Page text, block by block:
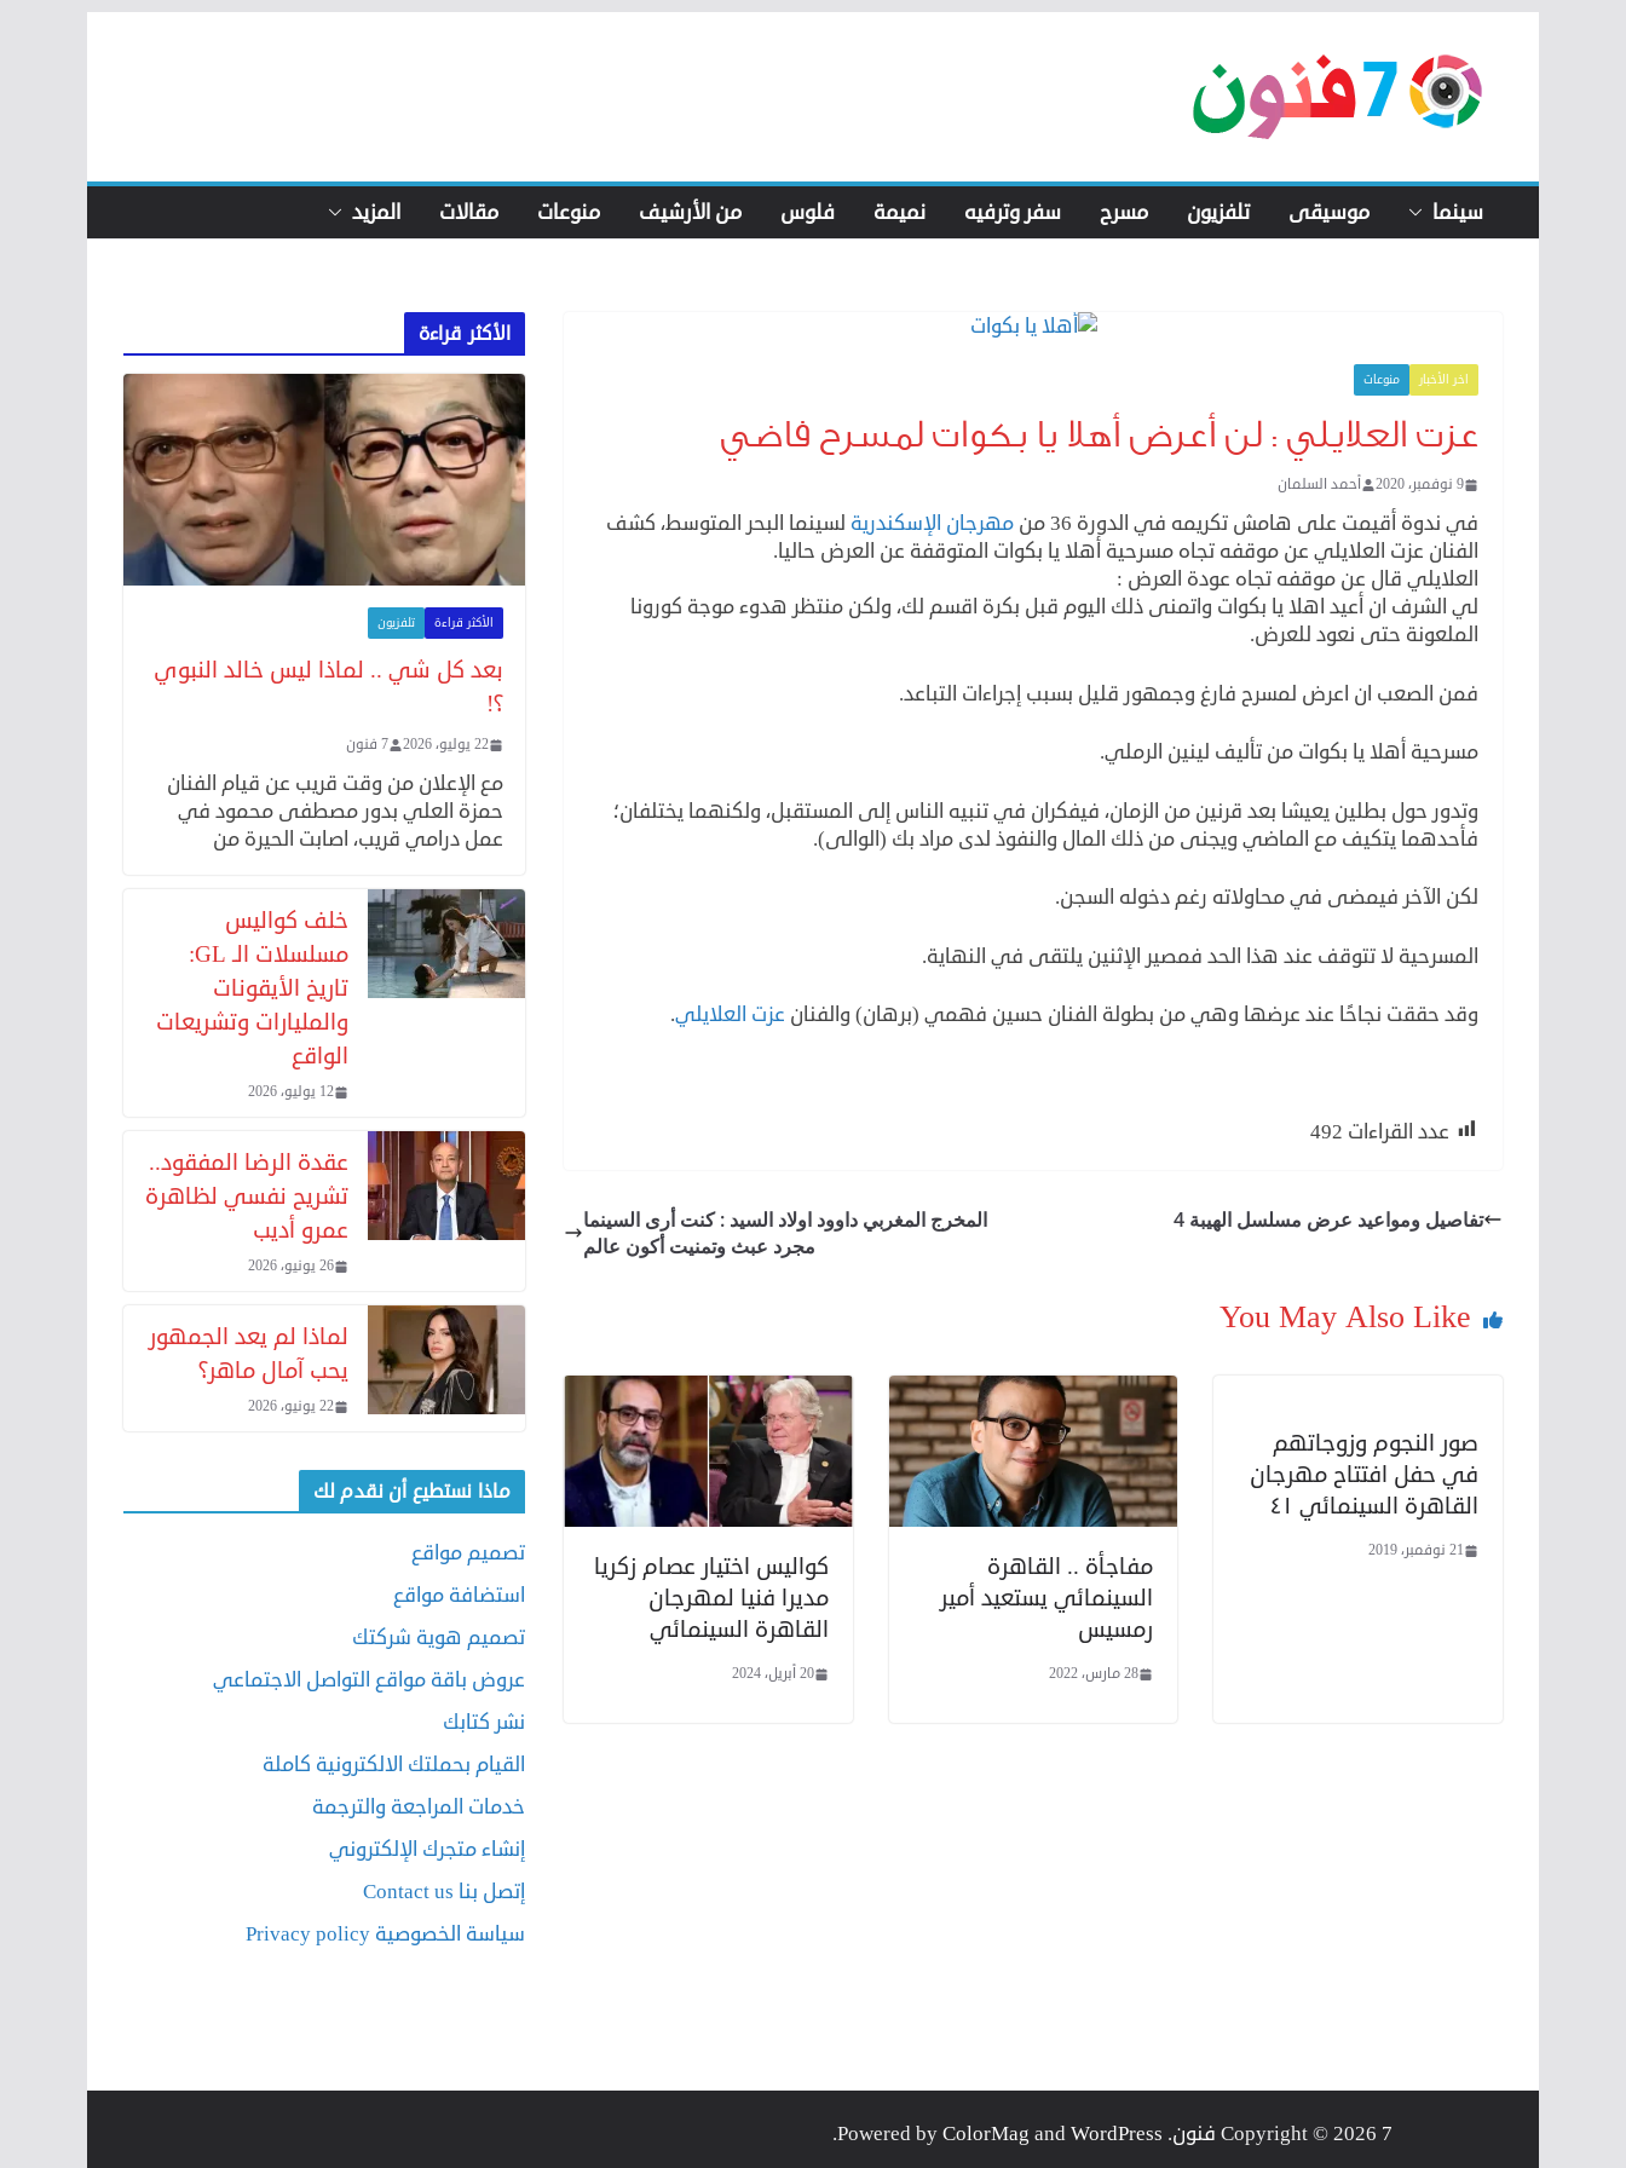
content
سينما موسيقى تلفزيون مسرح سفر وترفيه نميمة فلوس من الأرشيف منوعات مقالات المزيد
اخر الأخبار منوعات
عزت العلايلي : لن أعرض أهلا يا بكوات لمسرح فاضي
9 نوفمبر، 2020 أحمد السلمان
في ندوة أقيمت على هامش تكريمه في الدورة 36 من مهرجان الإسكندرية لسينما البحر المتوسط، كشف
الفنان عزت العلايلي عن موقفه تجاه مسرحية أهلا يا بكوات المتوقفة عن العرض حاليا.
العلايلي قال عن موقفه تجاه عودة العرض :
لي الشرف ان أعيد اهلا يا بكوات واتمنى ذلك اليوم قبل بكرة اقسم لك، ولكن منتظر هدوء موجة كورونا
الملعونة حتى نعود للعرض.
فمن الصعب ان اعرض لمسرح فارغ وجمهور قليل بسبب إجراءات التباعد.
مسرحية أهلا يا بكوات من تأليف لينين الرملي.
وتدور حول بطلين يعيشا بعد قرنين من الزمان، فيفكران في تنبيه الناس إلى المستقبل، ولكنهما يختلفان؛
فأحدهما يتكيف مع الماضي ويجنى من ذلك المال والنفوذ لدى مراد بك (الوالى).
لكن الآخر فيمضى في محاولاته رغم دخوله السجن.
المسرحية لا تتوقف عند هذا الحد فمصير الإثنين يلتقى في النهاية.
وقد حققت نجاحًا عند عرضها وهي من بطولة الفنان حسين فهمي (برهان) والفنان عزت العلايلي.
عدد القراءات 492
تفاصيل ومواعيد عرض مسلسل الهيبة 4
المخرج المغربي داوود اولاد السيد : كنت أرى السينما
مجرد عبث وتمنيت أكون عالم
You May Also Like
صور النجوم وزوجاتهم
في حفل افتتاح مهرجان
القاهرة السينمائي ٤١
21 نوفمبر، 2019
مفاجأة .. القاهرة
السينمائي يستعيد أمير
رمسيس
28 مارس، 2022
كواليس اختيار عصام زكريا
مديرا فنيا لمهرجان
القاهرة السينمائي
20 أبريل، 2024
الأكثر قراءة
الأكثر قراءة تلفزيون
بعد كل شي .. لماذا ليس خالد النبوي
؟!
22 يوليو، 2026 7 فنون
مع الإعلان من وقت قريب عن قيام الفنان
حمزة العلي بدور مصطفى محمود في
عمل درامي قريب، اصابت الحيرة من
خلف كواليس
مسلسلات الـ GL:
تاريخ الأيقونات
والمليارات وتشريعات
الواقع
12 يوليو، 2026
عقدة الرضا المفقود..
تشريح نفسي لظاهرة
عمرو أديب
26 يونيو، 2026
لماذا لم يعد الجمهور
يحب آمال ماهر؟
22 يونيو، 2026
ماذا نستطيع أن نقدم لك
تصميم مواقع
استضافة مواقع
تصميم هوية شركتك
عروض باقة مواقع التواصل الاجتماعي
نشر كتابك
القيام بحملتك الالكترونية كاملة
خدمات المراجعة والترجمة
إنشاء متجرك الإلكتروني
إتصل بنا Contact us
سياسة الخصوصية Privacy policy
Copyright © 2026 7 فنون . Powered by
ColorMag andWordPress
.